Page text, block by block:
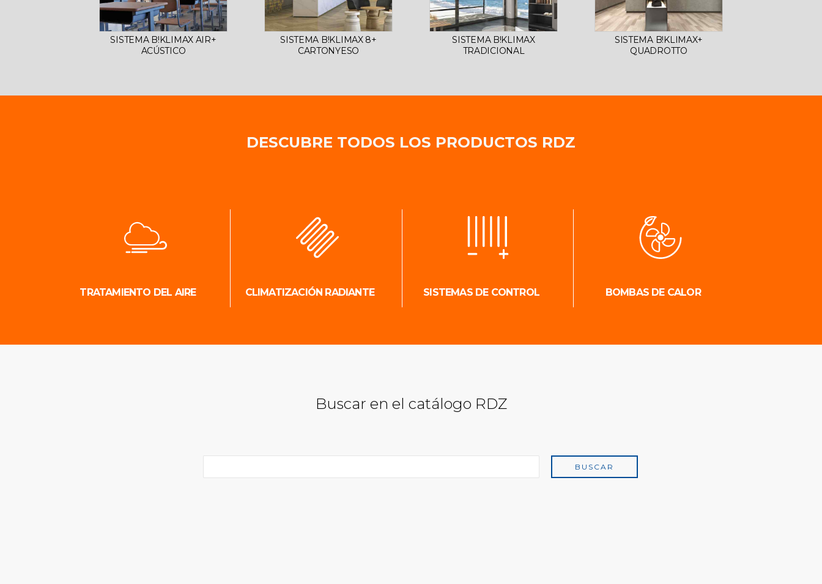
SISTEMA B!KLIMAX AIR+
ACÚSTICO
SISTEMA B!KLIMAX 8+
CARTONYESO
SISTEMA B!KLIMAX
TRADICIONAL
SISTEMA B!KLIMAX+
QUADROTTO
DESCUBRE TODOS LOS PRODUCTOS RDZ
TRATAMIENTO DEL AIRE CLIMATIZACIÓN RADIANTE SISTEMAS DE CONTROL BOMBAS DE CALOR
Buscar en el catálogo RDZ